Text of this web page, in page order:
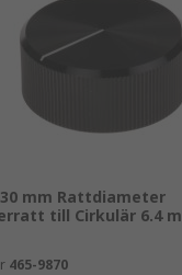
30 mm Rattdiameter
till Cirkulär 6.4
465-9870